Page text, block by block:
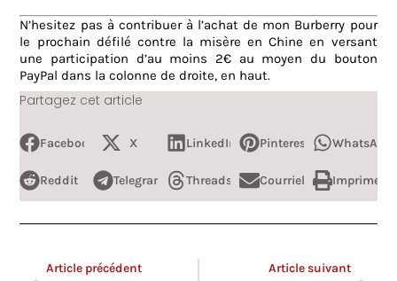
Partagez cet article
N’hesitez pas à contribuer à l’achat de mon Burberry pour
le prochain défilé contre la misère en Chine en versant
une participation d’au moins 2€ au moyen du bouton
PayPal dans la colonne de droite, en haut.
Facebook X LinkedIn Pinterest WhatsApp
Reddit Telegram Threads Courriel Imprimer
Article précédent Article suivant